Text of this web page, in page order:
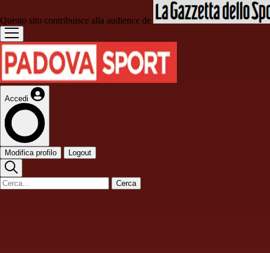
Questo sito contribuisce alla audience de
Accedi
Modifica profilo Logout
Cerca